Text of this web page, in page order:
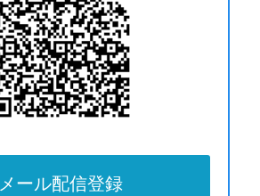
メール配信登録